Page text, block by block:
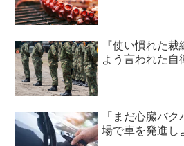
『使い慣れた
よう言われた
「まだ心臓バ
場で車を発進し